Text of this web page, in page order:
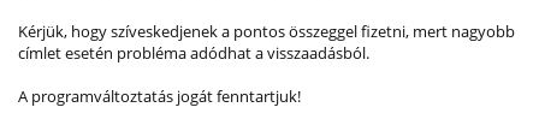
Kérjük, hogy szíveskedjenek a pontos összeggel fizetni, mert nagyobb
címlet esetén probléma adódhat a visszaadásból.
A programváltoztatás jogát fenntartjuk!